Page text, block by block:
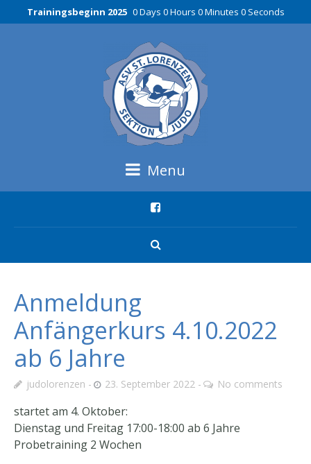
Trainingsbeginn 2025 0 Days 0 Hours 0 Minutes 0 Seconds
Menu
Anmeldung
Anfängerkurs 4.10.2022
ab 6 Jahre
judolorenzen 23. September 2022 No comments
startet am 4. Oktober:
Dienstag und Freitag 17:00-18:00 ab 6 Jahre
Probetraining 2 Wochen